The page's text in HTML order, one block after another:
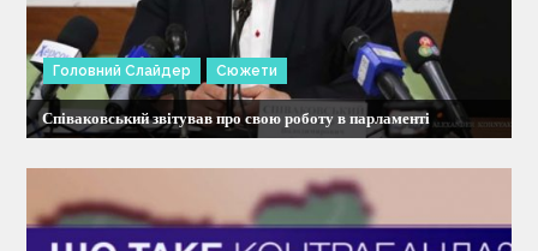
Головний Слайдер Сюжети
Співаковський звітував про свою роботу в парламенті